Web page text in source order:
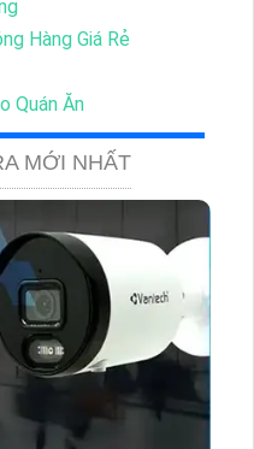
Hàng Giá Rẻ
Quán Ăn
MỚI NHẤT